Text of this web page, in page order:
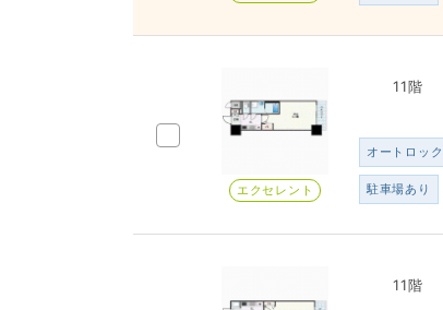
エクセレント
11階
オートロック
駐車場あり
11階